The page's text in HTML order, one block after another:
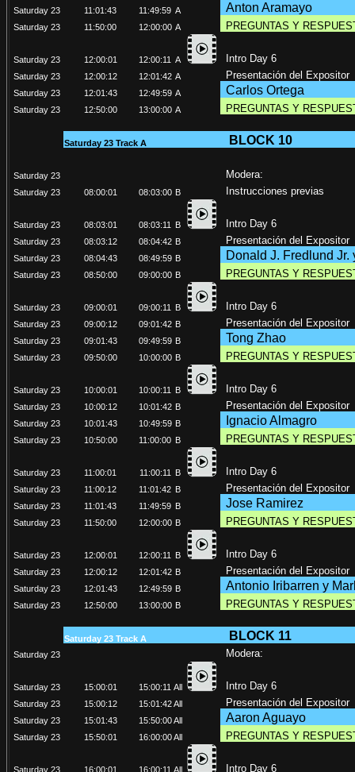
Saturday 23 11:01:43 11:49:59 A Anton Aramayo
Saturday 23 11:50:00 12:00:00 A PREGUNTAS Y
Saturday 23 12:00:01 12:00:11 A Intro Day 6
Saturday 23 12:00:12 12:01:42 A Presentación del Expositor
Saturday 23 12:01:43 12:49:59 A Carlos Ortega
Saturday 23 12:50:00 13:00:00 A PREGUNTAS Y
Saturday 23 Track A BLOCK 10
Saturday 23 Modera:
Saturday 23 08:00:01 08:03:00 B Instrucciones previas
Saturday 23 08:03:01 08:03:11 B Intro Day 6
Saturday 23 08:03:12 08:04:42 B Presentación del Expositor
Saturday 23 08:04:43 08:49:59 B Donald J. Fredlund Jr.
Saturday 23 08:50:00 09:00:00 B PREGUNTAS Y
Saturday 23 09:00:01 09:00:11 B Intro Day 6
Saturday 23 09:00:12 09:01:42 B Presentación del Expositor
Saturday 23 09:01:43 09:49:59 B Tong Zhao
Saturday 23 09:50:00 10:00:00 B PREGUNTAS Y
Saturday 23 10:00:01 10:00:11 B Intro Day 6
Saturday 23 10:00:12 10:01:42 B Presentación del Expositor
Saturday 23 10:01:43 10:49:59 B Ignacio Almagro
Saturday 23 10:50:00 11:00:00 B PREGUNTAS Y
Saturday 23 11:00:01 11:00:11 B Intro Day 6
Saturday 23 11:00:12 11:01:42 B Presentación del Expositor
Saturday 23 11:01:43 11:49:59 B Jose Ramirez
Saturday 23 11:50:00 12:00:00 B PREGUNTAS Y
Saturday 23 12:00:01 12:00:11 B Intro Day 6
Saturday 23 12:00:12 12:01:42 B Presentación del Expositor
Saturday 23 12:01:43 12:49:59 B Antonio Iribarren y
Saturday 23 12:50:00 13:00:00 B PREGUNTAS Y
Saturday 23 Track A BLOCK 11
Saturday 23 Modera:
Saturday 23 15:00:01 15:00:11 All Intro Day 6
Saturday 23 15:00:12 15:01:42All Presentación del Expositor
Saturday 23 15:01:43 15:50:00All Aaron Aguayo
Saturday 23 15:50:01 16:00:00All PREGUNTAS Y
Saturday 23 16:00:01 16:00:11 All Intro Day 6